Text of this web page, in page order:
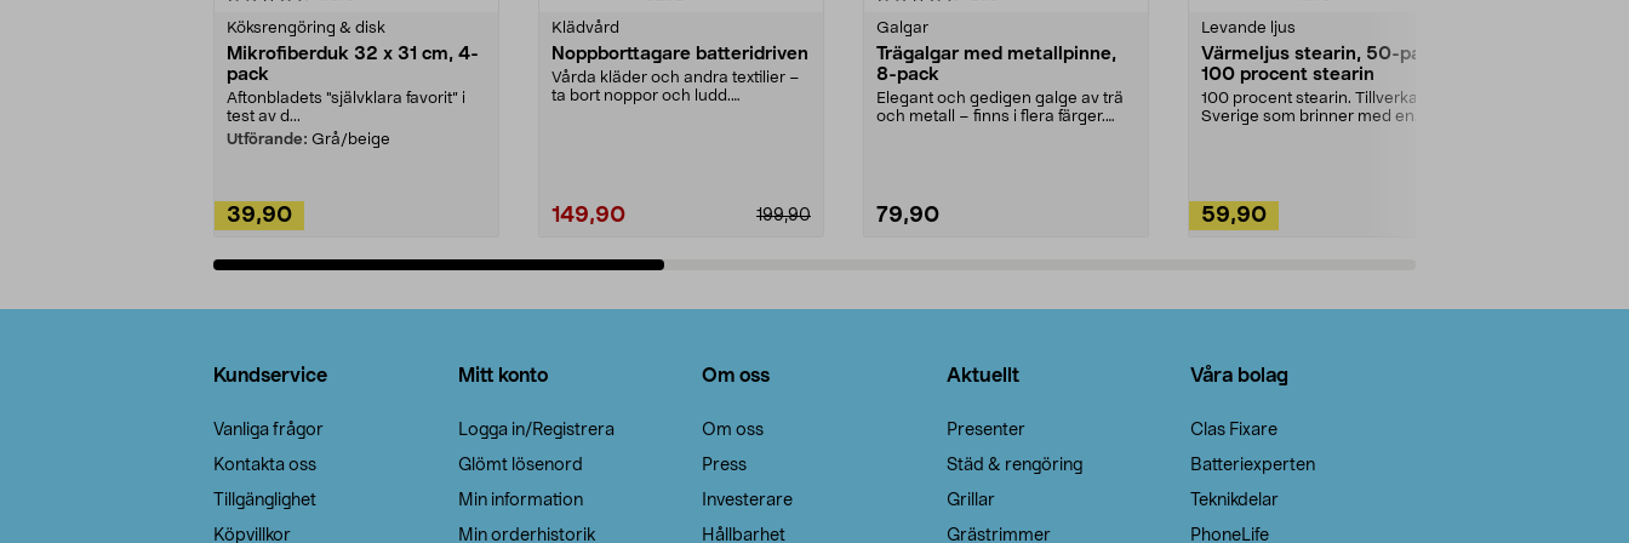
Köksrengöring & disk
Mikrofiberduk 32 x 31 cm, 4-
pack
Aftonbladets "självklara favorit” i
test av d...
Utförande: Grå/beige
39,90
Klädvård
Noppborttagare batteridriven
Vårda kläder och andra textilier –
ta bort noppor och ludd.
199,90
149,90
Galgar
Trägalgar med metallpinne,
8-pack
Elegant och gedigen galge av trä
och metall – finns i flera färger.
79,90
Levande ljus
Värmeljus stearin, 50-pack,
100 procent stearin
100 procent stearin. Tillverkade i
Sverige som brinner med en
59,90
Kundservice
Vanliga frågor
Kontakta oss
Tillgänglighet
Köpvillkor
Mitt konto
Logga in/Registrera
Glömt lösenord
Min information
Min orderhistorik
Om oss
Om oss
Press
Investerare
Hållbarhet
Aktuellt
Presenter
Städ & rengöring
Grillar
Grästrimmer
Våra bolag
Clas Fixare
Batteriexperten
Teknikdelar
PhoneLife